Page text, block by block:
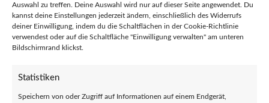
Auswahl zu treffen. Deine Auswahl wird nur auf dieser Seite angewendet. Du
kannst deine Einstellungen jederzeit ändern, einschließlich des Widerrufs
deiner Einwilligung, indem du die Schaltflächen in der Cookie-Richtlinie
verwendest oder auf die Schaltfläche "Einwilligung verwalten" am unteren
Bildschirmrand klickst.
Statistiken
Speichern von oder Zugriff auf Informationen auf einem Endgerät,
Angry Doggo – T-Shirt